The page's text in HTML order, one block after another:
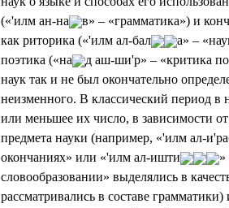
(«'илм ан-на
в» – «грамматика») и
как риторика («'илм ал-бал
а» –
поэтика («на
д аш-ши'р» – «критика
наук так и не был окончательно
неизменного. В классический период в
или меньшее их число, в зависимости
предмета науки (например, «'илм ал-
окончаниях» или «'илм ал-ишти
»
словообразовании» выделялись в
рассматривались в составе